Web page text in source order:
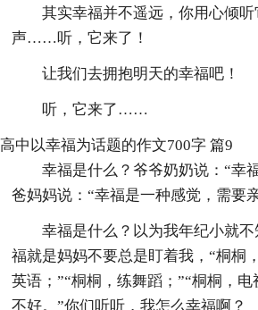
其实幸福并不遥远，你用心倾
声……听，它来了！
让我们去拥抱明天的幸福吧！
听，它来了……
高中以幸福为话题的作文700字 篇9
幸福是什么？爷爷奶奶说：“幸
爸妈妈说：“幸福是一种感觉，需要
幸福是什么？以为我年纪小就
福就是妈妈不要总是盯着我，“桐桐
英语；”“桐桐，练舞蹈；”“桐桐，
不好。”你们听听，我怎么幸福啊？